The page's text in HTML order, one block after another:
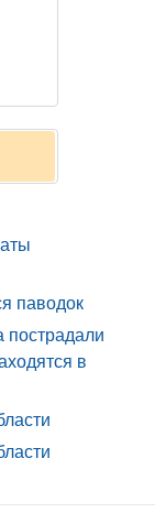
паводок
пострадали
в